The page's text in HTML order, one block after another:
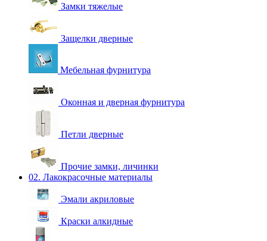
Замки тяжелые
Защелки дверные
Мебельная фурнитура
Оконная и дверная фурнитура
Петли дверные
Прочие замки, личинки
02. Лакокрасочные материалы
Эмали акриловые
Краски алкидные